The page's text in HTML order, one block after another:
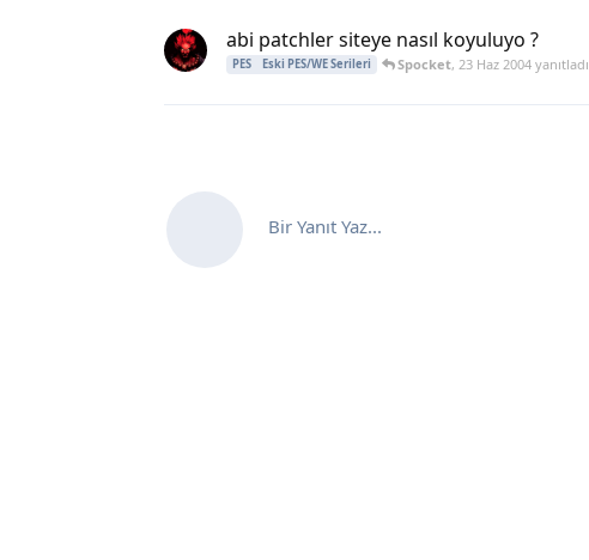
abi patchler siteye nasıl koyuluyo ?
PES Eski PES/WE Serileri Spocket, 23 Haz 2004yanıtladı
Bir Yanıt Yaz...